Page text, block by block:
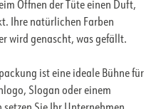
Öffnen der Tüte einen Duft,
Ihre natürlichen Farben
wird genascht, was gefällt.
ist eine ideale Bühne für
Slogan oder einem